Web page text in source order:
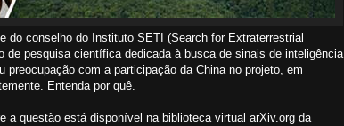
do conselho do Instituto SETI (Search for Extraterrestrial
de pesquisa científica dedicada à busca de sinais de inteligência
preocupação com a participação da China no projeto, em
Entenda por quê.
a questão está disponível na biblioteca virtual arXiv.org da